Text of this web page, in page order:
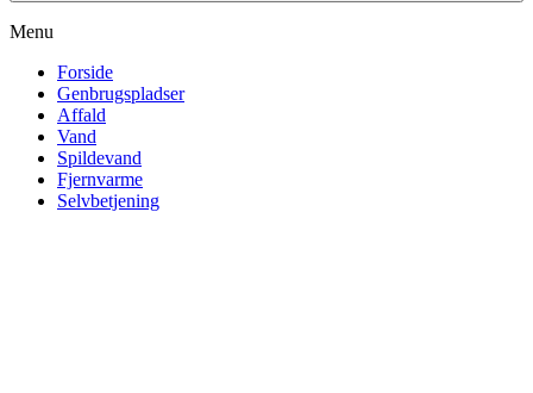
Menu
Forside
Genbrugspladser
Affald
Vand
Spildevand
Fjernvarme
Selvbetjening